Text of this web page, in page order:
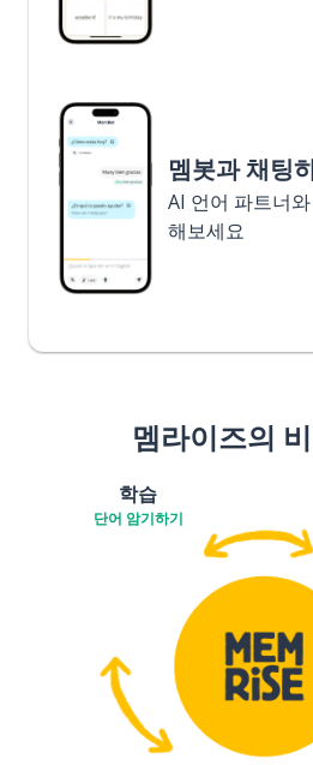
멤봇과 채팅
AI 언어 파트너
해보세요
멤라이즈의
학습
단어 암기하기